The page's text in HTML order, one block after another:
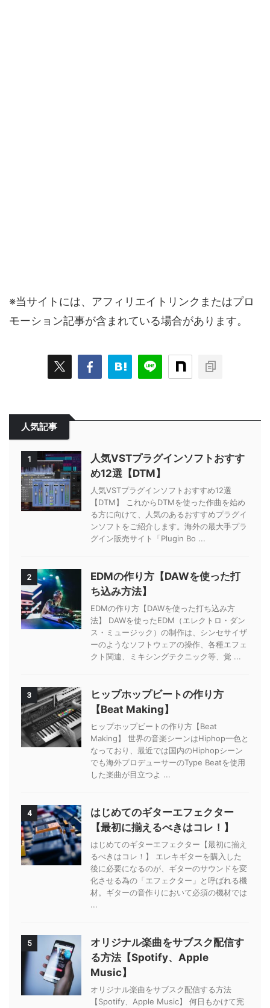
※当サイトには、アフィリエイトリンクまたはプロ
モーション記事が含まれている場合があります。
人気記事
1
人気VSTプラグインソフトおすす
め12選【DTM】
人気VSTプラグインソフトおすすめ12選
【DTM】 これからDTMを使った作曲を始め
る方に向けて、人気のあるおすすめプラグイ
ンソフトをご紹介します。海外の最大手プラ
グイン販売サイト「Plugin Bo ...
2
EDMの作り方【DAWを使った打
ち込み方法】
EDMの作り方【DAWを使った打ち込み方
法】 DAWを使ったEDM（エレクトロ・ダン
ス・ミュージック）の制作は、シンセサイザ
ーのようなソフトウェアの操作、各種エフェ
クト関連、ミキシングテクニック等、覚 ...
3
ヒップホップビートの作り方
【Beat Making】
ヒップホップビートの作り方【Beat
Making】 世界の音楽シーンはHiphop一色と
なっており、最近では国内のHiphopシーン
でも海外プロデューサーのType Beatを使用
した楽曲が目立つよ ...
4
はじめてのギターエフェクター
【最初に揃えるべきはコレ！】
はじめてのギターエフェクター【最初に揃え
るべきはコレ！】 エレキギターを購入した
後に必要になるのが、ギターのサウンドを変
化させる為の「エフェクター」と呼ばれる機
材。ギターの音作りにおいて必須の機材では
...
5
オリジナル楽曲をサブスク配信す
る方法【Spotify、Apple
Music】
オリジナル楽曲をサブスク配信する方法
【Spotify、Apple Music】 何日もかけて完